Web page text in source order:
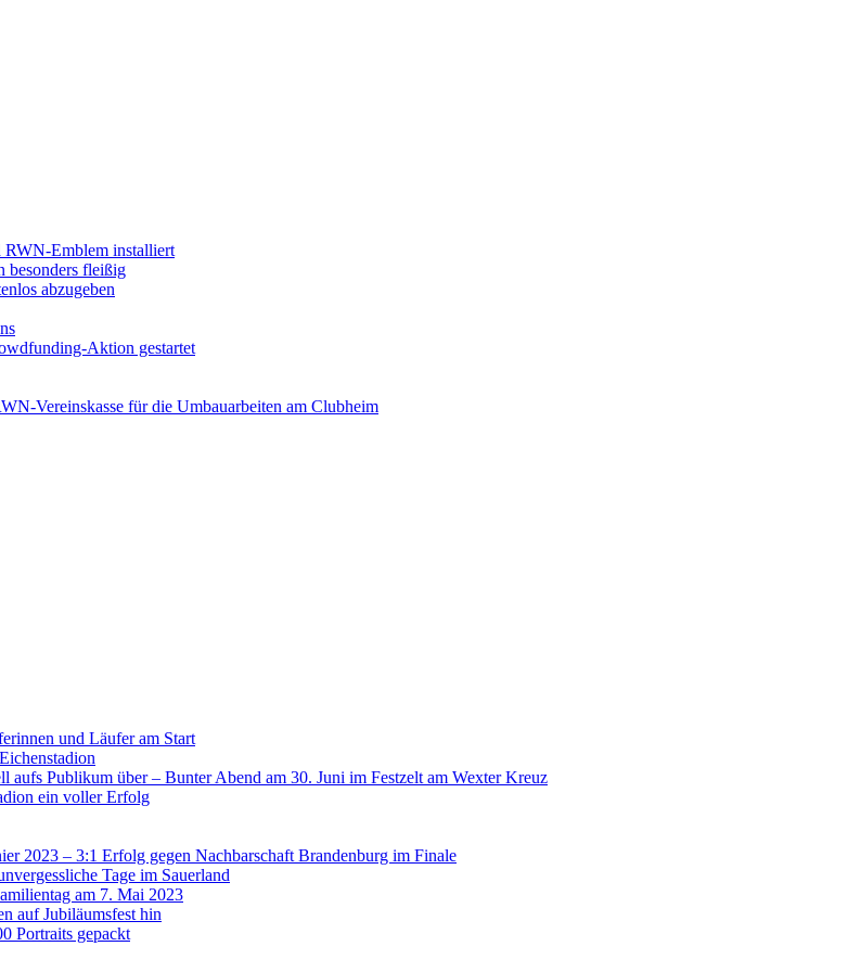
RWN-Emblem installiert
besonders fleißig
abzugeben
Aktion gestartet
Vereinskasse für die Umbauarbeiten am Clubheim
und Läufer am Start
Publikum über – Bunter Abend am 30. Juni im Festzelt am Wexter Kreuz
ein voller Erfolg
2023 – 3:1 Erfolg gegen Nachbarschaft Brandenburg im Finale
Tage im Sauerland
am 7. Mai 2023
auf Jubiläumsfest hin
Portraits gepackt